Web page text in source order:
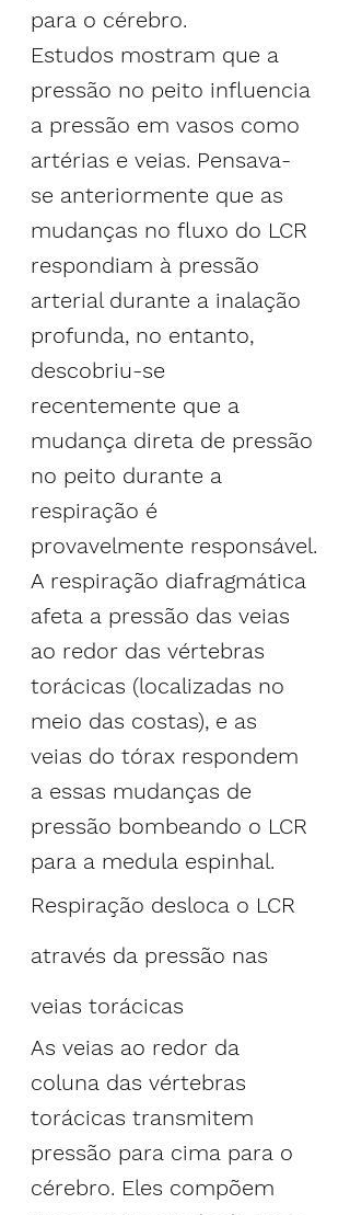
para o cérebro.
Estudos mostram que a
pressão no peito influencia
a pressão em vasos como
artérias e veias. Pensava-
se anteriormente que as
mudanças no fluxo do LCR
respondiam à pressão
arterial durante a inalação
profunda, no entanto,
descobriu-se
recentemente que a
mudança direta de pressão
no peito durante a
respiração é
provavelmente responsável.
A respiração diafragmática
afeta a pressão das veias
ao redor das vértebras
torácicas (localizadas no
meio das costas), e as
veias do tórax respondem
a essas mudanças de
pressão bombeando o LCR
para a medula espinhal.
Respiração desloca o LCR
através da pressão nas
veias torácicas
As veias ao redor da
coluna das vértebras
torácicas transmitem
pressão para cima para o
cérebro. Eles compõem